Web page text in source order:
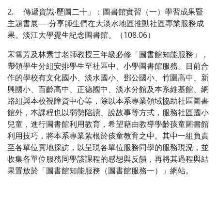
2. 傳遞資識‧歷圖二十」：圖書館實習（一）學習成果暨
主題書展──分享師生們在大淡水地區推動社區專業服務成
果。淡江大學覺生紀念圖書館。（108.06）
宋雪芳及林素甘老師教授三年級必修「圖書館知能服務」，
帶領學生分組安排學生至社區中、小學圖書館服務。目前合
作的學校有文化國小、淡水國小、鄧公國小、竹圍高中、新
興國小、百齡高中、正德國中、淡水分館及本系維基館、網
路組與本校視障資中心等，除以本系專業領域協助社區圖書
館外，本課程也以弱勢陪讀、說故事等方式，服務社區國小
兒童，進行圖書館利用教育，希望藉由教導學齡孩童圖書館
利用技巧，將本系專業紮根於孩童教育之中。其中一組負責
至各單位實地採訪，以呈現各單位服務同學的服務現況，並
收集各單位服務同學該課程的感想與反饋，再將其過程與結
果置放於「圖書館知能服務（圖書館服務一）」網站。